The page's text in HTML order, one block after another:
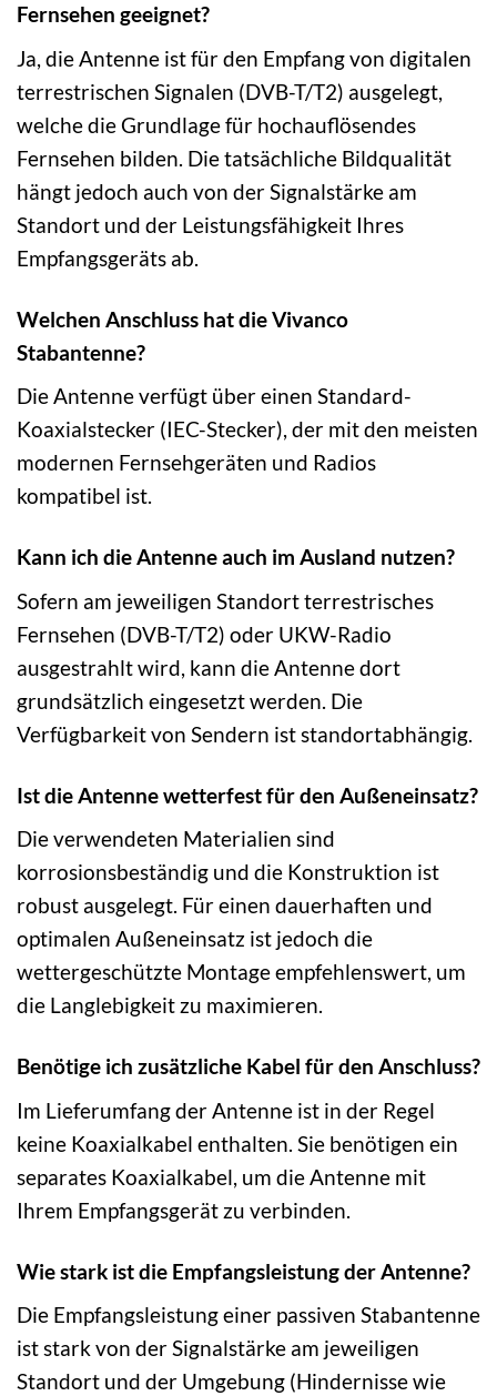
Fernsehen geeignet?
Ja, die Antenne ist für den Empfang von digitalen
terrestrischen Signalen (DVB-T/T2) ausgelegt,
welche die Grundlage für hochauflösendes
Fernsehen bilden. Die tatsächliche Bildqualität
hängt jedoch auch von der Signalstärke am
Standort und der Leistungsfähigkeit Ihres
Empfangsgeräts ab.
Welchen Anschluss hat die Vivanco
Stabantenne?
Die Antenne verfügt über einen Standard-
Koaxialstecker (IEC-Stecker), der mit den meisten
modernen Fernsehgeräten und Radios
kompatibel ist.
Kann ich die Antenne auch im Ausland nutzen?
Sofern am jeweiligen Standort terrestrisches
Fernsehen (DVB-T/T2) oder UKW-Radio
ausgestrahlt wird, kann die Antenne dort
grundsätzlich eingesetzt werden. Die
Verfügbarkeit von Sendern ist standortabhängig.
Ist die Antenne wetterfest für den Außeneinsatz?
Die verwendeten Materialien sind
korrosionsbeständig und die Konstruktion ist
robust ausgelegt. Für einen dauerhaften und
optimalen Außeneinsatz ist jedoch die
wettergeschützte Montage empfehlenswert, um
die Langlebigkeit zu maximieren.
Benötige ich zusätzliche Kabel für den Anschluss?
Im Lieferumfang der Antenne ist in der Regel
keine Koaxialkabel enthalten. Sie benötigen ein
separates Koaxialkabel, um die Antenne mit
Ihrem Empfangsgerät zu verbinden.
Wie stark ist die Empfangsleistung der Antenne?
Die Empfangsleistung einer passiven Stabantenne
ist stark von der Signalstärke am jeweiligen
Standort und der Umgebung (Hindernisse wie